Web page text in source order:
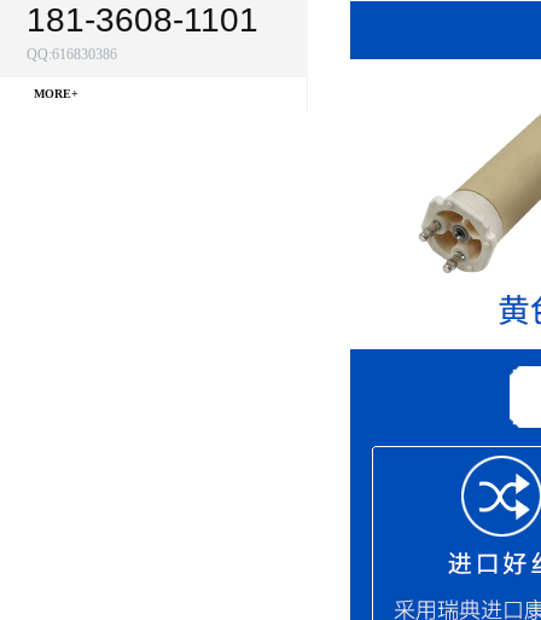
181-3608-1101
QQ:616830386
MORE+